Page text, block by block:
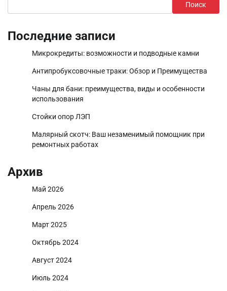
Поиск
Последние записи
Микрокредиты: возможности и подводные камни
Антипробуксовочные траки: Обзор и Преимущества
Чаны для бани: преимущества, виды и особенности
использования
Стойки опор ЛЭП
Малярный скотч: Ваш незаменимый помощник при
ремонтных работах
Архив
Май 2026
Апрель 2026
Март 2025
Октябрь 2024
Август 2024
Июль 2024